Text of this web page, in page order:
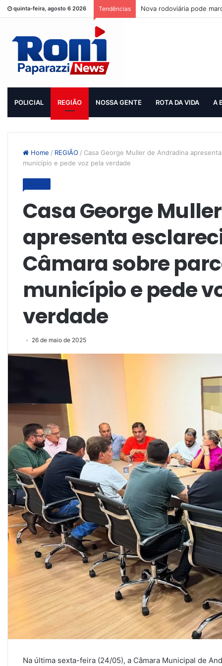
quinta-feira, agosto 6 2026 Tendências Nova rodoviária pode
POLICIAL REGIÃO NOSSA GENTE ROTA DA VIDA A
Home / REGIÃO / Casa George Muller de Andradina
município e pede voz pela verdade
Casa George
apresenta
Câmara sobre
município e pede
verdade
26 de maio de 2025
Na última sexta-feira (24/05), a Câmara Municipal de